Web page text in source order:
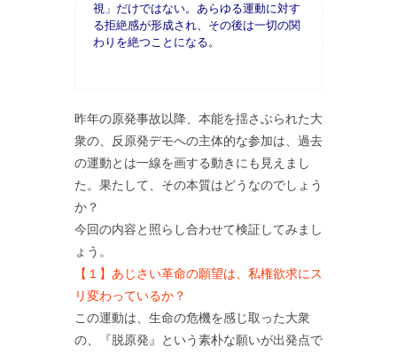
視」だけではない。あらゆる運動に対す
る拒絶感が形成され、その後は一切の関
わりを絶つことになる。
昨年の原発事故以降、本能を揺さぶられた大
衆の、反原発デモへの主体的な参加は、過去
の運動とは一線を画する動きにも見えまし
た。果たして、その本質はどうなのでしょう
か？
今回の内容と照らし合わせて検証してみまし
ょう。
【１】あじさい革命の願望は、私権欲求にス
リ変わっているか？
この運動は、生命の危機を感じ取った大衆
の、『脱原発』という素朴な願いが出発点で